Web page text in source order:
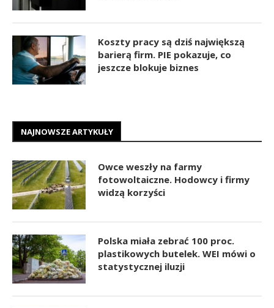
Koszty pracy są dziś największą
barierą firm. PIE pokazuje, co
jeszcze blokuje biznes
NAJNOWSZE ARTYKUŁY
Owce weszły na farmy
fotowoltaiczne. Hodowcy i firmy
widzą korzyści
Polska miała zebrać 100 proc.
plastikowych butelek. WEI mówi o
statystycznej iluzji